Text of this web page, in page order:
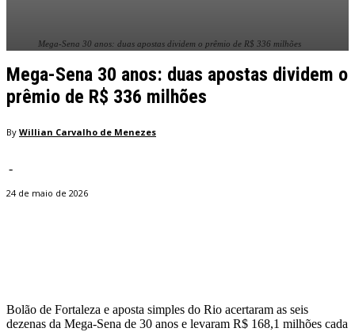
Mega-Sena 30 anos: duas apostas dividem o prêmio de R$ 336 milhões
Mega-Sena 30 anos: duas apostas dividem o
prêmio de R$ 336 milhões
By Willian Carvalho de Menezes
-
24 de maio de 2026
Bolão de Fortaleza e aposta simples do Rio acertaram as seis
dezenas da Mega-Sena de 30 anos e levaram R$ 168,1 milhões cada